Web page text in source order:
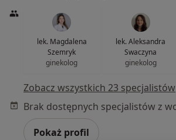
lek. Magdalena
Szemryk
ginekolog
lek. Aleksandra
Swaczyna
ginekolog
Zobacz wszystkich 23 specjalistów
Pokaż profil